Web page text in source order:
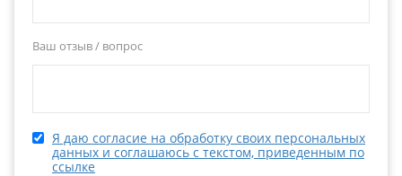
Ваш отзыв / вопрос
Я даю согласие на обработку своих персональных
данных и соглашаюсь с текстом, приведенным по
ссылке